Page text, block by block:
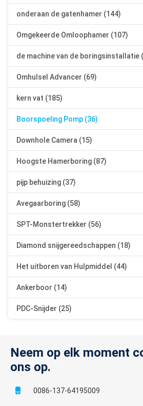
onderaan de gatenhamer (144)
Omgekeerde Omloophamer (107)
de machine van de boringsinstallatie
Omhulsel Advancer (69)
kern vat (185)
Boorspoeling Pomp (36)
Downhole Camera (15)
Hoogste Hamerboring (87)
pijp behuizing (37)
Avegaarboring (58)
SPT-Monstertrekker (56)
Diamond snijgereedschappen (18)
Het uitboren van Hulpmiddel (44)
Ankerboor (14)
PDC-Snijder (25)
Neem op elk moment
ons op.
0086-137-64195009